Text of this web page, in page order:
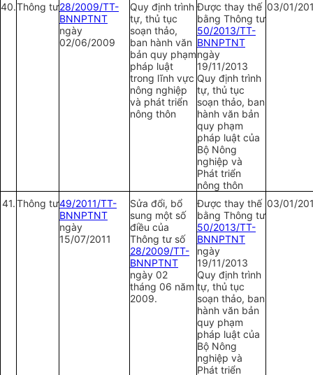
40.Thông tư28/2009/TT-
BNNPTNT
ngày
02/06/2009
Quy định trình
tự, thủ tục
soạn thảo,
ban hành văn
bản quy phạm
pháp luật
trong lĩnh vực
nông nghiệp
và phát triển
nông thôn
Được thay thế
bằng Thông tư
50/2013/TT-
BNNPTNT
ngày
19/11/2013
Quy định trình
tự, thủ tục
soạn thảo, ban
hành văn bản
quy phạm
pháp luật của
Bộ Nông
nghiệp và
Phát triển
nông thôn
03/01/
41.Thông tư49/2011/TT-
BNNPTNT
ngày
15/07/2011
Sửa đổi, bổ
sung một số
điều của
Thông tư số
28/2009/TT-
BNNPTNT
ngày 02
tháng 06 năm
2009.
Được thay thế
bằng Thông tư
50/2013/TT-
BNNPTNT
ngày
19/11/2013
Quy định trình
tự, thủ tục
soạn thảo, ban
hành văn bản
quy phạm
pháp luật của
Bộ Nông
nghiệp và
Phát triển
03/01/